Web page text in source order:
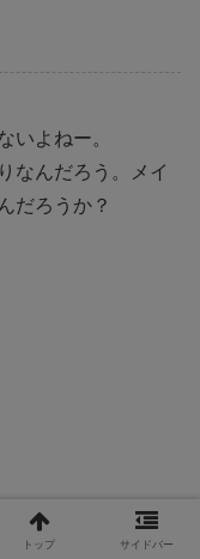
いよねー。
なんだろう。メイ
だろうか？
トップ サイドバー